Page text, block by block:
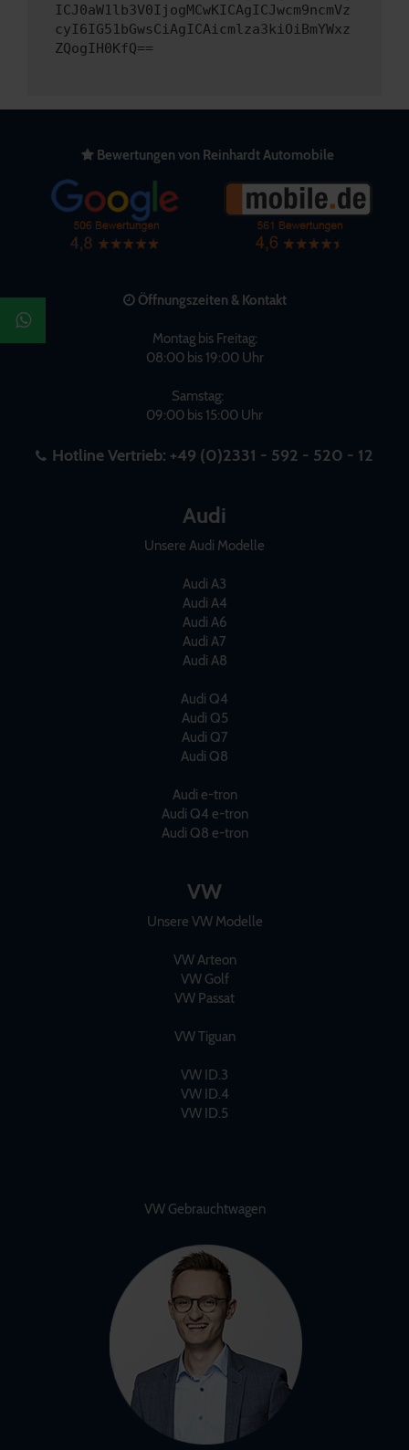
ICJ0aW1lb3V0IjogMCwKICAgICJwcm9ncmVz
cyI6IG51bGwsCiAgICAicmlza3kiOiBmYWxz
ZQogIH0KfQ==
Bewertungen von Reinhardt Automobile
Öffnungszeiten & Kontakt
Montag bis Freitag:
08:00 bis 19:00 Uhr
Samstag:
09:00 bis 15:00 Uhr
Hotline Vertrieb: +49 (0)2331 - 592 - 520 - 12
Audi
Unsere Audi Modelle
Audi A3
Audi A4
Audi A6
Audi A7
Audi A8
Audi Q4
Audi Q5
Audi Q7
Audi Q8
Audi e-tron
Audi Q4 e-tron
Audi Q8 e-tron
VW
Unsere VW Modelle
VW Arteon
VW Golf
VW Passat
VW Tiguan
VW ID.3
VW ID.4
VW ID.5
VW Gebrauchtwagen